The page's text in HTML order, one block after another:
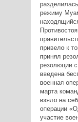
режиму
привело к
принял
резолюции
введена
военная
марта
взяло на
операции
участие